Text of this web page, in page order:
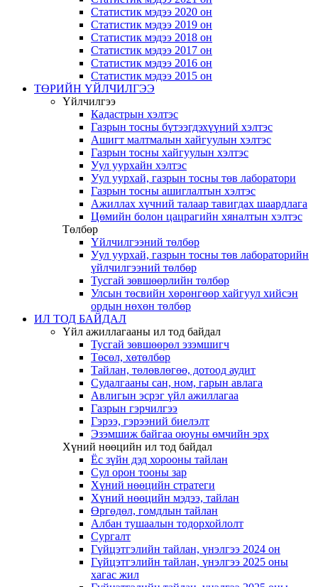
Статистик мэдээ 2020 он
Статистик мэдээ 2019 он
Статистик мэдээ 2018 он
Статистик мэдээ 2017 он
Статистик мэдээ 2016 он
Статистик мэдээ 2015 он
ТӨРИЙН ҮЙЛЧИЛГЭЭ
Үйлчилгээ
Кадастрын хэлтэс
Газрын тосны бүтээгдэхүүний хэлтэс
Ашигт малтмалын хайгуулын хэлтэс
Газрын тосны хайгуулын хэлтэс
Уул уурхайн хэлтэс
Уул уурхай, газрын тосны төв лаборатори
Газрын тосны ашиглалтын хэлтэс
Ажиллах хүчний талаар тавигдах шаардлага
Цөмийн болон цацрагийн хяналтын хэлтэс
Төлбөр
Үйлчилгээний төлбөр
Уул уурхай, газрын тосны төв лабораторийн
үйлчилгээний төлбөр
Тусгай зөвшөөрлийн төлбөр
Улсын төсвийн хөрөнгөөр хайгуул хийсэн
ордын нөхөн төлбөр
ИЛ ТОД БАЙДАЛ
Үйл ажиллагааны ил тод байдал
Тусгай зөвшөөрөл эзэмшигч
Төсөл, хөтөлбөр
Тайлан, төлөвлөгөө, дотоод аудит
Судалгааны сан, ном, гарын авлага
Авлигын эсрэг үйл ажиллагаа
Газрын гэрчилгээ
Гэрээ, гэрээний биелэлт
Эзэмшиж байгаа оюуны өмчийн эрх
Хүний нөөцийн ил тод байдал
Ёс зүйн дэд хорооны тайлан
Сул орон тооны зар
Хүний нөөцийн стратеги
Хүний нөөцийн мэдээ, тайлан
Өргөдөл, гомдлын тайлан
Албан тушаалын тодорхойлолт
Сургалт
Гүйцэтгэлийн тайлан, үнэлгээ 2024 он
Гүйцэтгэлийн тайлан, үнэлгээ 2025 оны
хагас жил